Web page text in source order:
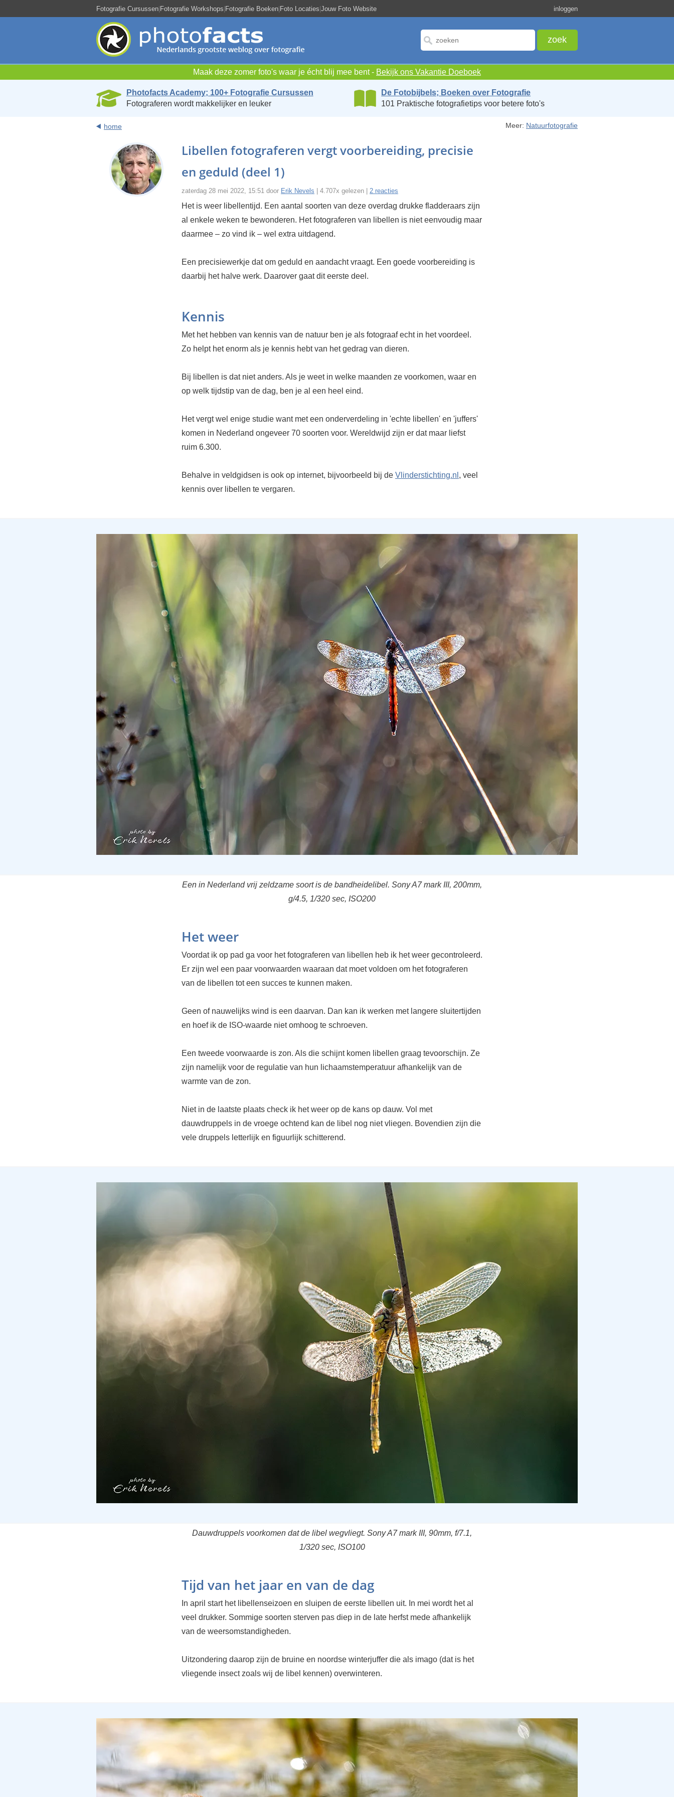
Fotografie Cursussen|Fotografie Workshops|Fotografie Boeken|Foto Locaties|Jouw Foto Website inloggen
Maak deze zomer foto's waar je écht blij mee bent - Bekijk ons Vakantie Doeboek
Photofacts Academy; 100+ Fotografie Cursussen
Fotograferen wordt makkelijker en leuker
De Fotobijbels; Boeken over Fotografie
101 Praktische fotografietips voor betere foto's
home Meer: Natuurfotografie
Libellen fotograferen vergt voorbereiding, precisie
en geduld (deel 1)
zaterdag 28 mei 2022, 15:51 door Erik Nevels | 4.707x gelezen | 2 reacties
Het is weer libellentijd. Een aantal soorten van deze overdag drukke fladderaars zijn
al enkele weken te bewonderen. Het fotograferen van libellen is niet eenvoudig maar
daarmee – zo vind ik – wel extra uitdagend.
Een precisiewerkje dat om geduld en aandacht vraagt. Een goede voorbereiding is
daarbij het halve werk. Daarover gaat dit eerste deel.
Kennis
Met het hebben van kennis van de natuur ben je als fotograaf echt in het voordeel.
Zo helpt het enorm als je kennis hebt van het gedrag van dieren.
Bij libellen is dat niet anders. Als je weet in welke maanden ze voorkomen, waar en
op welk tijdstip van de dag, ben je al een heel eind.
Het vergt wel enige studie want met een onderverdeling in 'echte libellen' en 'juffers'
komen in Nederland ongeveer 70 soorten voor. Wereldwijd zijn er dat maar liefst
ruim 6.300.
Behalve in veldgidsen is ook op internet, bijvoorbeeld bij de Vlinderstichting.nl , veel
kennis over libellen te vergaren.
Een in Nederland vrij zeldzame soort is de bandheidelibel. Sony A7 mark III, 200mm,
g/4.5, 1/320 sec, ISO200
Het weer
Voordat ik op pad ga voor het fotograferen van libellen heb ik het weer gecontroleerd.
Er zijn wel een paar voorwaarden waaraan dat moet voldoen om het fotograferen
van de libellen tot een succes te kunnen maken.
Geen of nauwelijks wind is een daarvan. Dan kan ik werken met langere sluitertijden
en hoef ik de ISO-waarde niet omhoog te schroeven.
Een tweede voorwaarde is zon. Als die schijnt komen libellen graag tevoorschijn. Ze
zijn namelijk voor de regulatie van hun lichaamstemperatuur afhankelijk van de
warmte van de zon.
Niet in de laatste plaats check ik het weer op de kans op dauw. Vol met
dauwdruppels in de vroege ochtend kan de libel nog niet vliegen. Bovendien zijn die
vele druppels letterlijk en figuurlijk schitterend.
Dauwdruppels voorkomen dat de libel wegvliegt. Sony A7 mark III, 90mm, f/7.1,
1/320 sec, ISO100
Tijd van het jaar en van de dag
In april start het libellenseizoen en sluipen de eerste libellen uit. In mei wordt het al
veel drukker. Sommige soorten sterven pas diep in de late herfst mede afhankelijk
van de weersomstandigheden.
Uitzondering daarop zijn de bruine en noordse winterjuffer die als imago (dat is het
vliegende insect zoals wij de libel kennen) overwinteren.